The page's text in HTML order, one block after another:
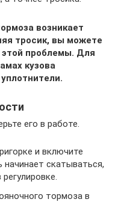
возникает
тросик, вы можете
этой проблемы. Для
кузова
его в работе.
и включите
начинает скатываться,
тормоза в